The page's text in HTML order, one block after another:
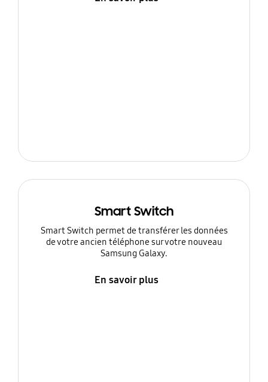
Smart Switch
Smart Switch permet de transférer les données
de votre ancien téléphone sur votre nouveau
Samsung Galaxy.
En savoir plus